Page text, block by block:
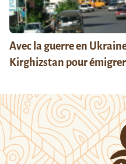
Avec la guerre en
Kirghizstan pour émigrer